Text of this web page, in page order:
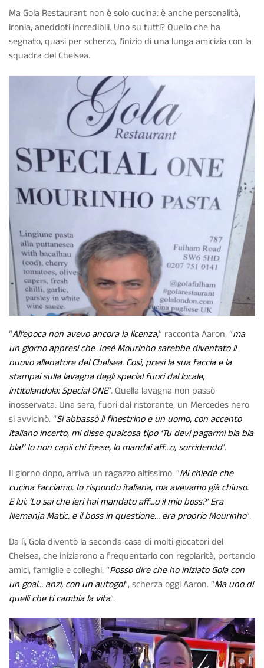
Ma Gola Restaurant non è solo cucina: è anche personalità,
ironia, aneddoti incredibili. Uno su tutti? Quello che ha
segnato, quasi per scherzo, l’inizio di una lunga amicizia con la
squadra del Chelsea.
“All’epoca non avevo ancora la licenza,” racconta Aaron, “ma
un giorno appresi che José Mourinho sarebbe diventato il
nuovo allenatore del Chelsea. Così, presi la sua faccia e la
stampai sulla lavagna degli special fuori dal locale,
intitolandola: Special ONE”. Quella lavagna non passò
inosservata. Una sera, fuori dal ristorante, un Mercedes nero
si avvicinò. “Si abbassò il finestrino e un uomo, con accento
italiano incerto, mi disse qualcosa tipo ‘Tu devi pagarmi bla bla
bla!’ Io non capii chi fosse, lo mandai aff…o, sorridendo”.
Il giorno dopo, arriva un ragazzo altissimo. “Mi chiede che
cucina facciamo. Io rispondo italiana, ma avevamo già chiuso.
E lui: ‘Lo sai che ieri hai mandato aff…o il mio boss?’ Era
Nemanja Matic, e il boss in questione… era proprio Mourinho”.
Da lì, Gola diventò la seconda casa di molti giocatori del
Chelsea, che iniziarono a frequentarlo con regolarità, portando
amici, famiglie e colleghi. “Posso dire che ho iniziato Gola con
un goal... anzi, con un autogol”, scherza oggi Aaron. “Ma uno di
quelli che ti cambia la vita”.